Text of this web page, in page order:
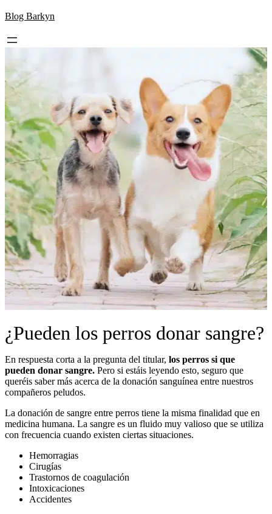
Skip
content
Blog Barkyn
¿Pueden los perros donar sangre?
En respuesta corta a la pregunta del titular, los perros si que
pueden donar sangre. Pero si estáis leyendo esto, seguro que
queréis saber más acerca de la donación sanguínea entre nuestros
compañeros peludos.
La donación de sangre entre perros tiene la misma finalidad que en
medicina humana. La sangre es un fluido muy valioso que se utiliza
con frecuencia cuando existen ciertas situaciones.
Hemorragias
Cirugías
Trastornos de coagulación
Intoxicaciones
Accidentes